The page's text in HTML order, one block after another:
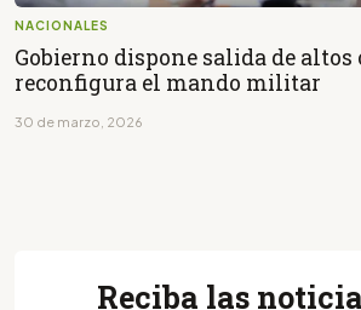
NACIONALES
Gobierno dispone salida de
reconfigura el mando militar
30 de marzo, 2026
Reciba las